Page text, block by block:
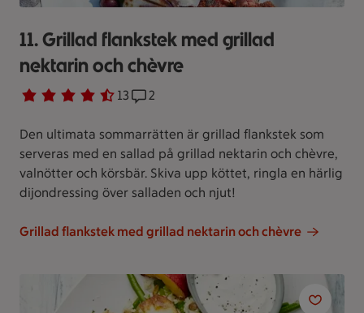
11. Grillad flankstek med grillad
nektarin och chèvre
Betyg 4.5 av 5. 13
13 personer har röstatReceptet har 2 kommentarer
2
Den ultimata sommarrätten är grillad flankstek som
serveras med en sallad på grillad nektarin och chèvre,
valnötter och körsbär. Skiva upp köttet, ringla en härlig
dijondressing över salladen och njut!
Grillad flankstek med grillad nektarin och chèvre